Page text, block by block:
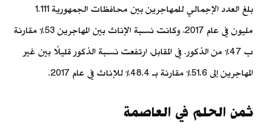
بلغ العدد الإجمالي للمهاجرين بين محافظات الجمهورية 1.111
مليون في عام 2017، وكانت نسبة الإناث بين المهاجرين 53٪ مقارنة
ب 47٪ من الذكور. في المقابل، ارتفعت نسبة الذكور قليلًا بين غير
المهاجرين إلى 51.6٪ مقارنة بـ 48.4٪ للإناث في عام 2017.
ثمن الحلم في العاصمة